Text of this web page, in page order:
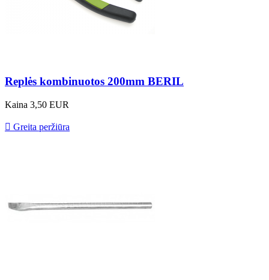
Replės kombinuotos 200mm BERIL
Kaina 3,50 EUR
 Greita peržiūra